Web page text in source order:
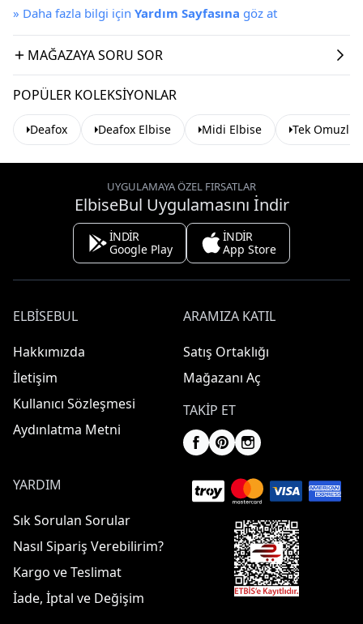
» Daha fazla bilgi için Yardım Sayfasına göz at
MAĞAZAYA SORU SOR
POPÜLER KOLEKSIYONLAR
Deafox Deafox Elbise Midi Elbise Tek Omuzlu
UYGULAMAYA ÖZEL FIRSATLAR
ElbiseBul Uygulamasını İndir
İNDİR
Google Play
İNDİR
App Store
ELBISEBUL
Hakkımızda
İletişim
Kullanıcı Sözleşmesi
Aydınlatma Metni
ARAMIZA KATIL
Satış Ortaklığı
Mağazanı Aç
TAKIP ET
YARDIM
Sık Sorulan Sorular
Nasıl Sipariş Verebilirim?
Kargo ve Teslimat
İade, İptal ve Değişim